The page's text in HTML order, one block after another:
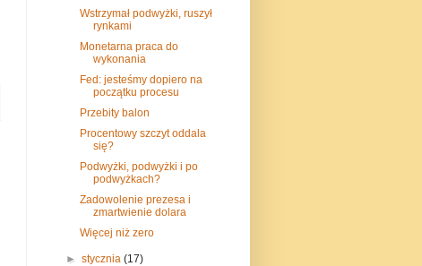
Wstrzymał podwyżki, ruszył
rynkami
Monetarna praca do
wykonania
Fed: jesteśmy dopiero na
początku procesu
Przebity balon
Procentowy szczyt oddala
się?
Podwyżki, podwyżki i po
podwyżkach?
Zadowolenie prezesa i
zmartwienie dolara
Więcej niż zero
►stycznia(17)